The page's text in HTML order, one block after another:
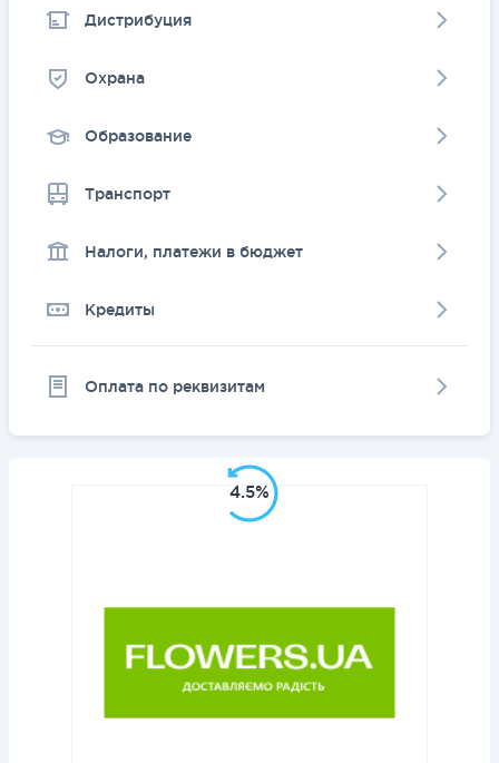
Дистрибуция
Охрана
Образование
Транспорт
Налоги, платежи в бюджет
Кредиты
Оплата по реквизитам
4.5%